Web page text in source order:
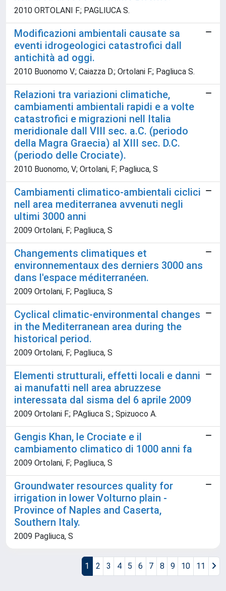
2010 ORTOLANI F.; PAGLIUCA S.
Modificazioni ambientali causate sa
eventi idrogeologici catastrofici dall
antichità ad oggi.
2010 Buonomo V.; Caiazza D.; Ortolani F.; Pagliuca S.
Relazioni tra variazioni climatiche,
cambiamenti ambientali rapidi e a volte
catastrofici e migrazioni nell Italia
meridionale dall VIII sec. a.C. (periodo
della Magra Graecia) al XIII sec. D.C.
(periodo delle Crociate).
2010 Buonomo, V; Ortolani, F; Pagliuca, S
Cambiamenti climatico-ambientali ciclici
nell area mediterranea avvenuti negli
ultimi 3000 anni
2009 Ortolani, F; Pagliuca, S
Changements climatiques et
environnementaux des derniers 3000 ans
dans l'espace méditerranéen.
2009 Ortolani, F; Pagliuca, S
Cyclical climatic-environmental changes
in the Mediterranean area during the
historical period.
2009 Ortolani, F; Pagliuca, S
Elementi strutturali, effetti locali e danni
ai manufatti nell area abruzzese
interessata dal sisma del 6 aprile 2009
2009 Ortolani F.; PAgliuca S.; Spizuoco A.
Gengis Khan, le Crociate e il
cambiamento climatico di 1000 anni fa
2009 Ortolani, F; Pagliuca, S
Groundwater resources quality for
irrigation in lower Volturno plain -
Province of Naples and Caserta,
Southern Italy.
2009 Pagliuca, S
1 2 3 4 5 6 7 8 9 10 11